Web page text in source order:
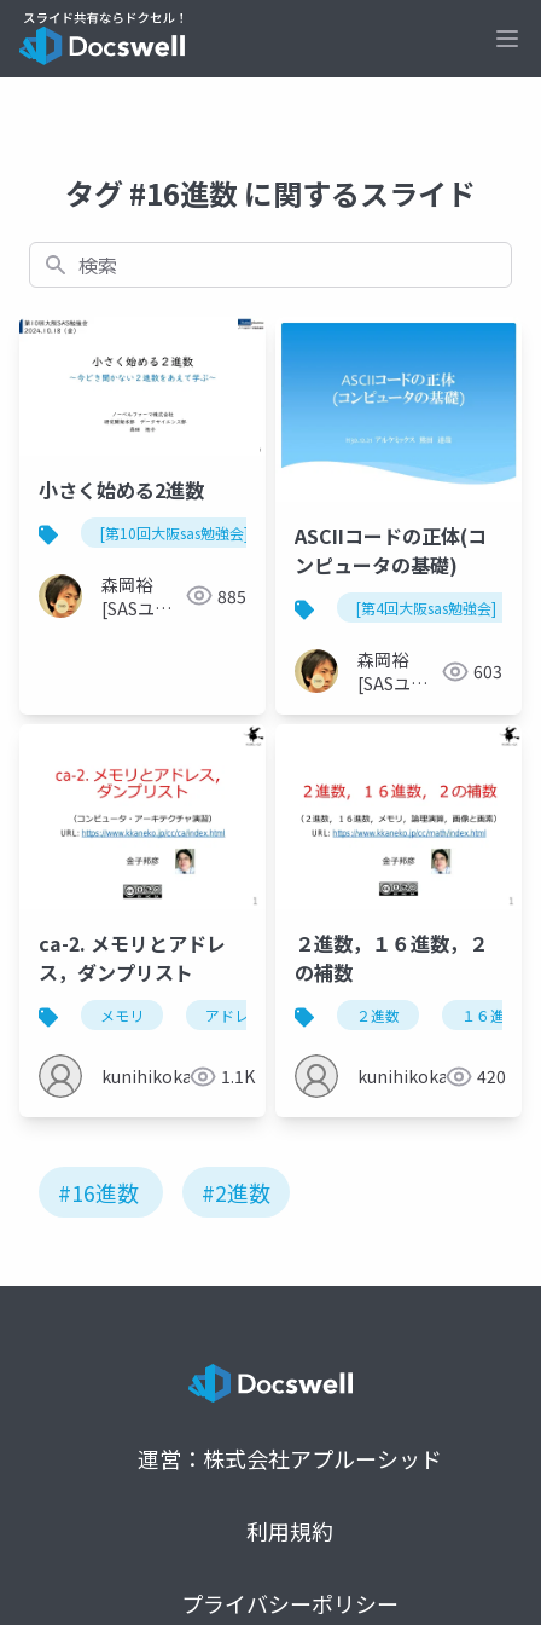
タグ #16進数 に関するスライド
検索
小さく始める2進数
[第10回大阪sas勉強会]
森岡裕
[SASユー
885
ASCIIコードの正体(コ
ンピュータの基礎)
[第4回大阪sas勉強会]
森岡裕
[SASユー
603
ca-2. メモリとアドレ
ス，ダンプリスト
メモリ アドレス １６進数 ダンプリスト
kunihikokaneko1.1K
２進数，１６進数，２
の補数
２進数 １６進数
kunihikokaneko420
#16進数 #2進数
運営：株式会社アプルーシッド
利用規約
プライバシーポリシー